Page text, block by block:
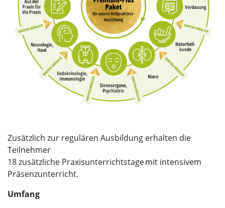
Zusätzlich zur regulären Ausbildung erhalten die
Teilnehmer
18 zusätzliche Praxisunterrichtstage mit intensivem
Präsenzunterricht.
Umfang